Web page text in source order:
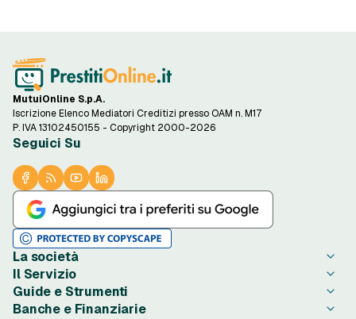
MutuiOnline S.p.A.
Iscrizione Elenco Mediatori Creditizi presso OAM n. M17
P. IVA 13102450155 - Copyright 2000-2026
Seguici Su
La società
Chi è PrestitiOnline.it
Contatta PrestitiOnline.it
Opinioni degli Utenti
Il Servizio
Come Funziona
Condizioni di Utilizzo
Guide e Strumenti
Guide Prestiti
Banche e Finanziarie